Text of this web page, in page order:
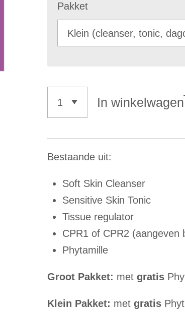
Pakket
In winkelwagen
Bestaande uit:
Soft Skin Cleanser
Sensitive Skin Tonic
Tissue regulator
CPR1 of CPR2 (aangeven
Phytamille
Groot Pakket: met gratis
Klein Pakket: met gratis